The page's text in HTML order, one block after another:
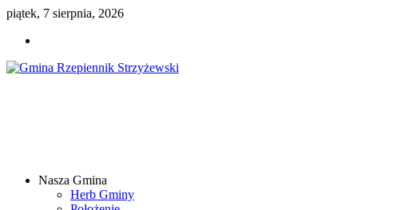
piątek, 7 sierpnia, 2026
Samorządowy
Nasza Gmina
Herb Gminy